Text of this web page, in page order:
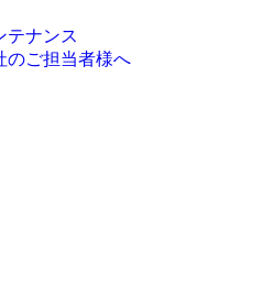
テナンス
のご担当者様へ